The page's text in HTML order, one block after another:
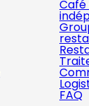
FAQ